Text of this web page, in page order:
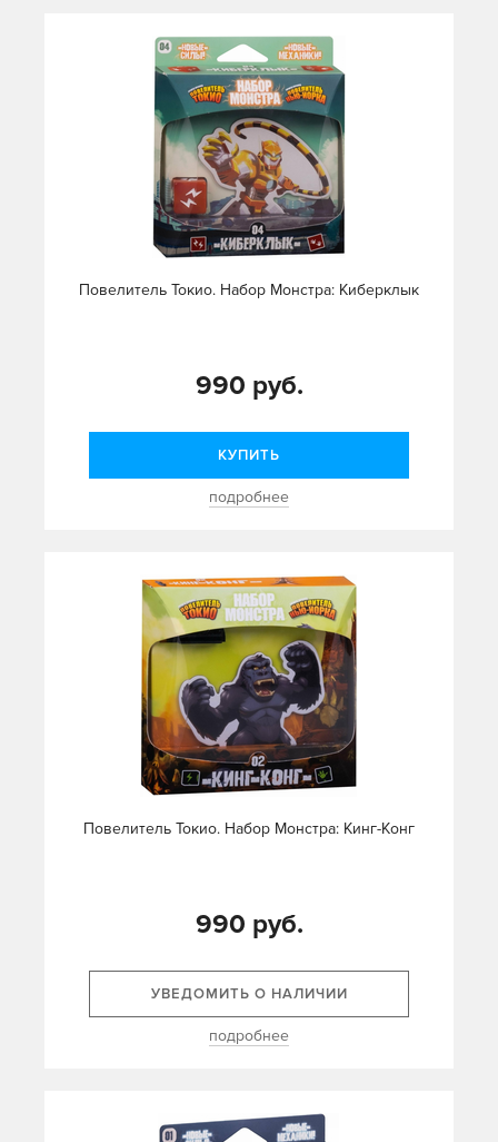
Повелитель Токио. Набор Монстра: Киберклык
990 руб.
КУПИТЬ
подробнее
Повелитель Токио. Набор Монстра: Кинг-Конг
990 руб.
УВЕДОМИТЬ О НАЛИЧИИ
подробнее